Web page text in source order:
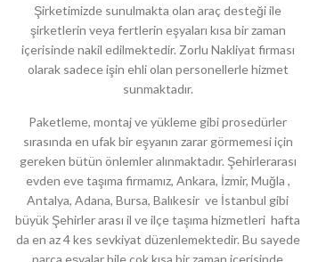
Şirketimizde sunulmakta olan araç desteği ile
şirketlerin veya fertlerin eşyaları kısa bir zaman
içerisinde nakil edilmektedir. Zorlu Nakliyat firması
olarak sadece işin ehli olan personellerle hizmet
sunmaktadır.
Paketleme, montaj ve yükleme gibi prosedürler
sırasında en ufak bir eşyanın zarar görmemesi için
gereken bütün önlemler alınmaktadır. Şehirlerarası
evden eve taşıma firmamız, Ankara, İzmir, Muğla ,
Antalya, Adana, Bursa, Balıkesir ve İstanbul gibi
büyük Şehirler arası il ve ilçe taşıma hizmetleri hafta
da en az 4 kes sevkiyat düzenlemektedir. Bu sayede
parça eşyalar bile çok kısa bir zaman içerisinde